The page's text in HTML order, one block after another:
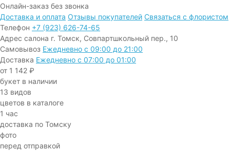
Онлайн-заказ без звонка
Доставка и оплата Отзывы покупателей Связаться с флористом
Телефон +7 (923) 626-74-65
Адрес салона г. Томск, Совпартшкольный пер., 10
Самовывоз Ежедневно с 09:00 до 21:00
Доставка Ежедневно с 07:00 до 01:00
от 1 142 ₽
букет в наличии
13 видов
цветов в каталоге
1 час
доставка по Томску
фото
перед отправкой